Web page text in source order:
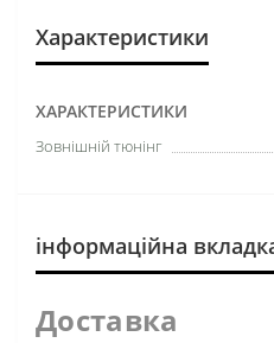
Характеристики
ХАРАКТЕРИСТИКИ
Зовнішній тюнінг
інформаційна
Доставка